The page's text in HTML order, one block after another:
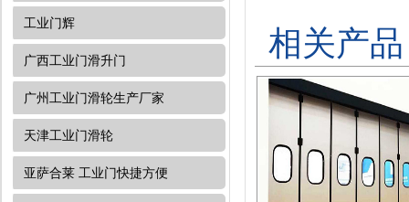
工业门辉
广西工业门​滑升门
广州工业门滑轮生产厂家
天津工业门​滑轮
亚萨合莱 工业门快捷方便
相关产品